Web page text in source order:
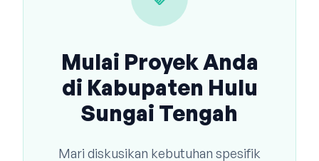
Mulai Proyek Anda
di Kabupaten Hulu
Sungai Tengah
Mari diskusikan kebutuhan spesifik